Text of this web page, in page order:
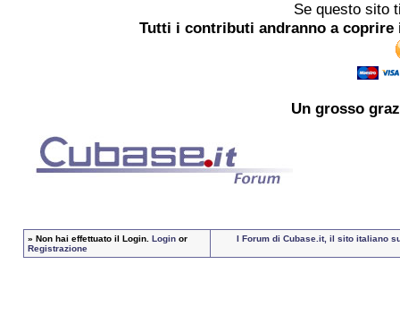
Se questo sito
Tutti i contributi andranno a
Un grosso
» Non hai effettuato il Login. Loginor
Registrazione
I Forum di Cubase.it, il sito italiano